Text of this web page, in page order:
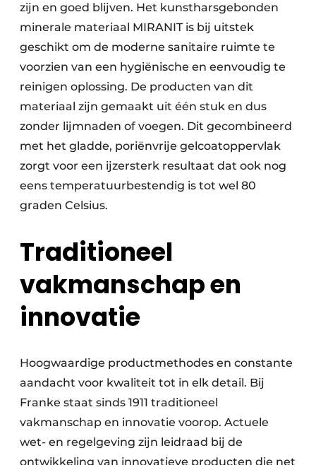
zijn en goed blijven. Het kunstharsgebonden
minerale materiaal MIRANIT is bij uitstek
geschikt om de moderne sanitaire ruimte te
voorzien van een hygiënische en eenvoudig te
reinigen oplossing. De producten van dit
materiaal zijn gemaakt uit één stuk en dus
zonder lijmnaden of voegen. Dit gecombineerd
met het gladde, poriënvrije gelcoatoppervlak
zorgt voor een ijzersterk resultaat dat ook nog
eens temperatuurbestendig is tot wel 80
graden Celsius.
Traditioneel
vakmanschap en
innovatie
Hoogwaardige productmethodes en constante
aandacht voor kwaliteit tot in elk detail. Bij
Franke staat sinds 1911 traditioneel
vakmanschap en innovatie voorop. Actuele
wet- en regelgeving zijn leidraad bij de
ontwikkeling van innovatieve producten die net